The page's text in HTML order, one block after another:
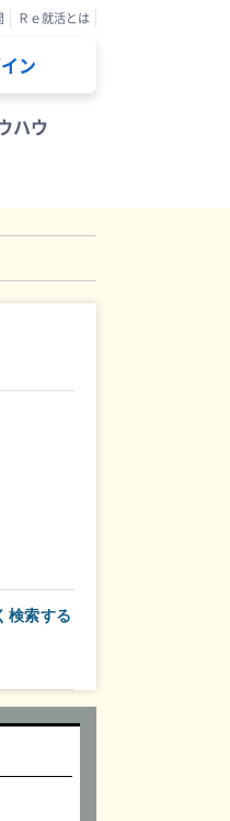
Ｒｅ就活とは
ン
ハウ
検索する